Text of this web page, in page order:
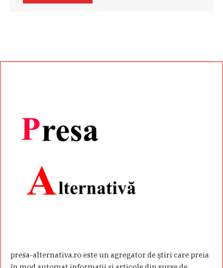
presa-alternativa.ro este un agregator de ştiri care preia